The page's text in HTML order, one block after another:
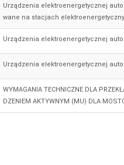
Urządzenia elektroenergetycznej
wane na stacjach
Urządzenia elektroenergetycznej
Urządzenia elektroenergetycznej
WYMAGANIA TECHNICZNE DLA
DZENIEM AKTYWNYM (MU) DLA